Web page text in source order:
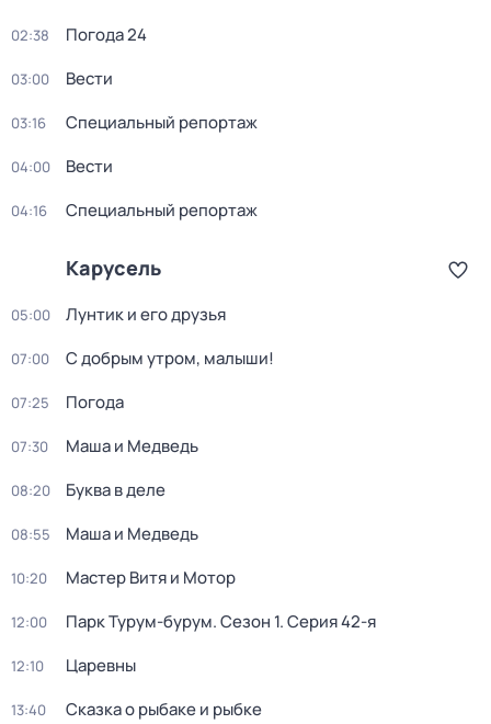
02:38 Погода 24
03:00 Вести
03:16 Специальный репортаж
04:00 Вести
04:16 Специальный репортаж
Карусель
05:00 Лунтик и его друзья
07:00 С добрым утром, малыши!
07:25 Погода
07:30 Маша и Медведь
08:20 Буква в деле
08:55 Маша и Медведь
10:20 Мастер Витя и Мотор
12:00 Парк Турум-бурум. Сезон 1. Серия 42-я
12:10 Царевны
13:40 Сказка о рыбаке и рыбке